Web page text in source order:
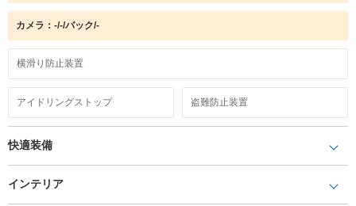
カメラ：-/-/バック/-
横滑り防止装置
アイドリングストップ 盗難防止装置
快適装備
インテリア